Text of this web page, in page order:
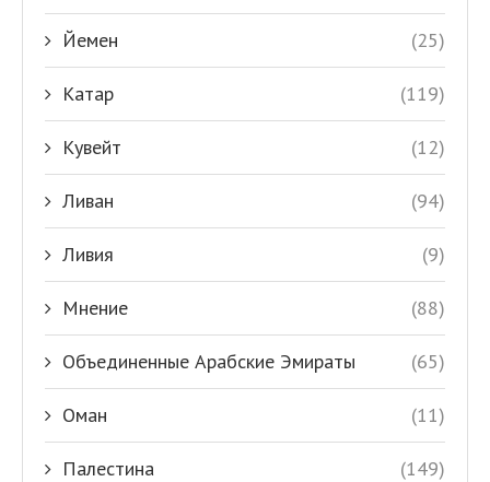
Йемен (25)
Катар (119)
Кувейт (12)
Ливан (94)
Ливия (9)
Мнение (88)
Объединенные Арабские Эмираты (65)
Оман (11)
Палестина (149)